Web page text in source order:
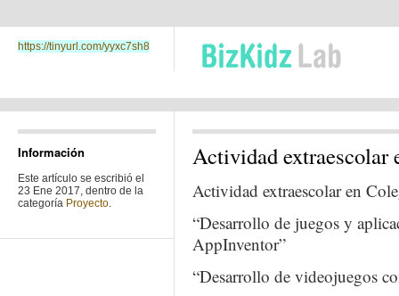
https://tinyurl.com/yyxc7sh8
Información
Este artículo se escribió el
23 Ene 2017, dentro de la
categoría Proyecto.
Actividad extraescolar
Actividad extraescolar en
“Desarrollo de juegos y
AppInventor”
“Desarrollo de videojuegos